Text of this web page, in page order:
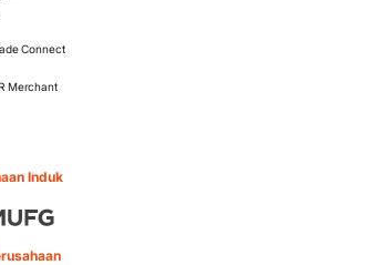
Connect
Merchant
Induk